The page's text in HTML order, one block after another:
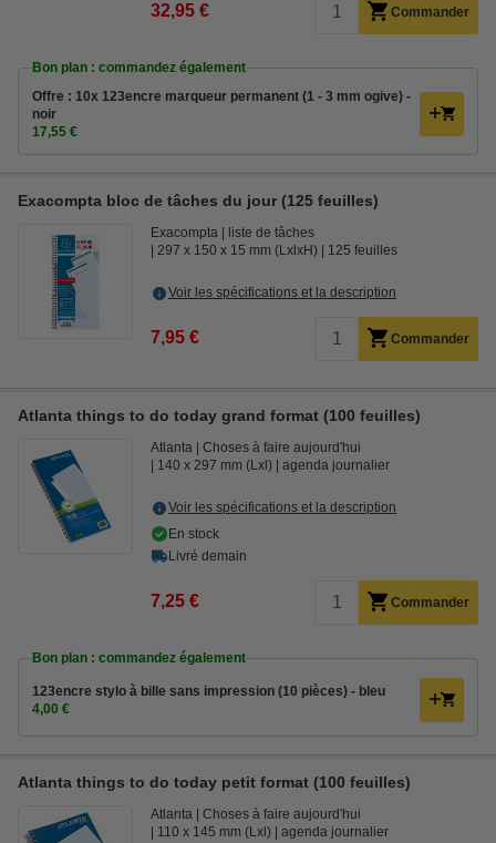
32,95 € Commander
Bon plan : commandez également
Offre : 10x 123encre marqueur permanent (1 - 3 mm ogive) -
noir
17,55 €
Exacompta bloc de tâches du jour (125 feuilles)
Exacompta
liste de tâches
297 x 150 x 15 mm (LxlxH)
125 feuilles
Voir les spécifications et la description
7,95 € Commander
Atlanta things to do today grand format (100 feuilles)
Atlanta
Choses à faire aujourd'hui
140 x 297 mm (Lxl)
agenda journalier
Voir les spécifications et la description
En stock
Livré demain
7,25 € Commander
Bon plan : commandez également
123encre stylo à bille sans impression (10 pièces) - bleu
4,00 €
Atlanta things to do today petit format (100 feuilles)
Atlanta
Choses à faire aujourd'hui
110 x 145 mm (Lxl)
agenda journalier